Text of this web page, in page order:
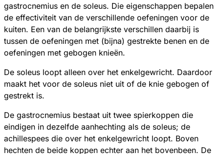
gastrocnemius en de soleus. Die eigenschappen bepalen
de effectiviteit van de verschillende oefeningen voor de
kuiten. Een van de belangrijkste verschillen daarbij is
tussen de oefeningen met (bijna) gestrekte benen en de
oefeningen met gebogen knieën.
De soleus loopt alleen over het enkelgewricht. Daardoor
maakt het voor de soleus niet uit of de knie gebogen of
gestrekt is.
De gastrocnemius bestaat uit twee spierkoppen die
eindigen in dezelfde aanhechting als de soleus; de
achillespees die over het enkelgewricht loopt. Boven
hechten de beide koppen echter aan het bovenbeen. De